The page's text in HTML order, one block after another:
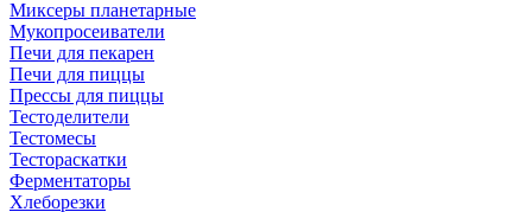
Миксеры планетарные
Мукопросеиватели
Печи для пекарен
Печи для пиццы
Прессы для пиццы
Тестоделители
Тестомесы
Тестораскатки
Ферментаторы
Хлеборезки